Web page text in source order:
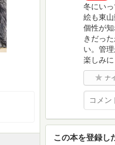
冬にい
絵も東
個性が
きだっ
い。管
楽しみに
ナ
この本を登録し